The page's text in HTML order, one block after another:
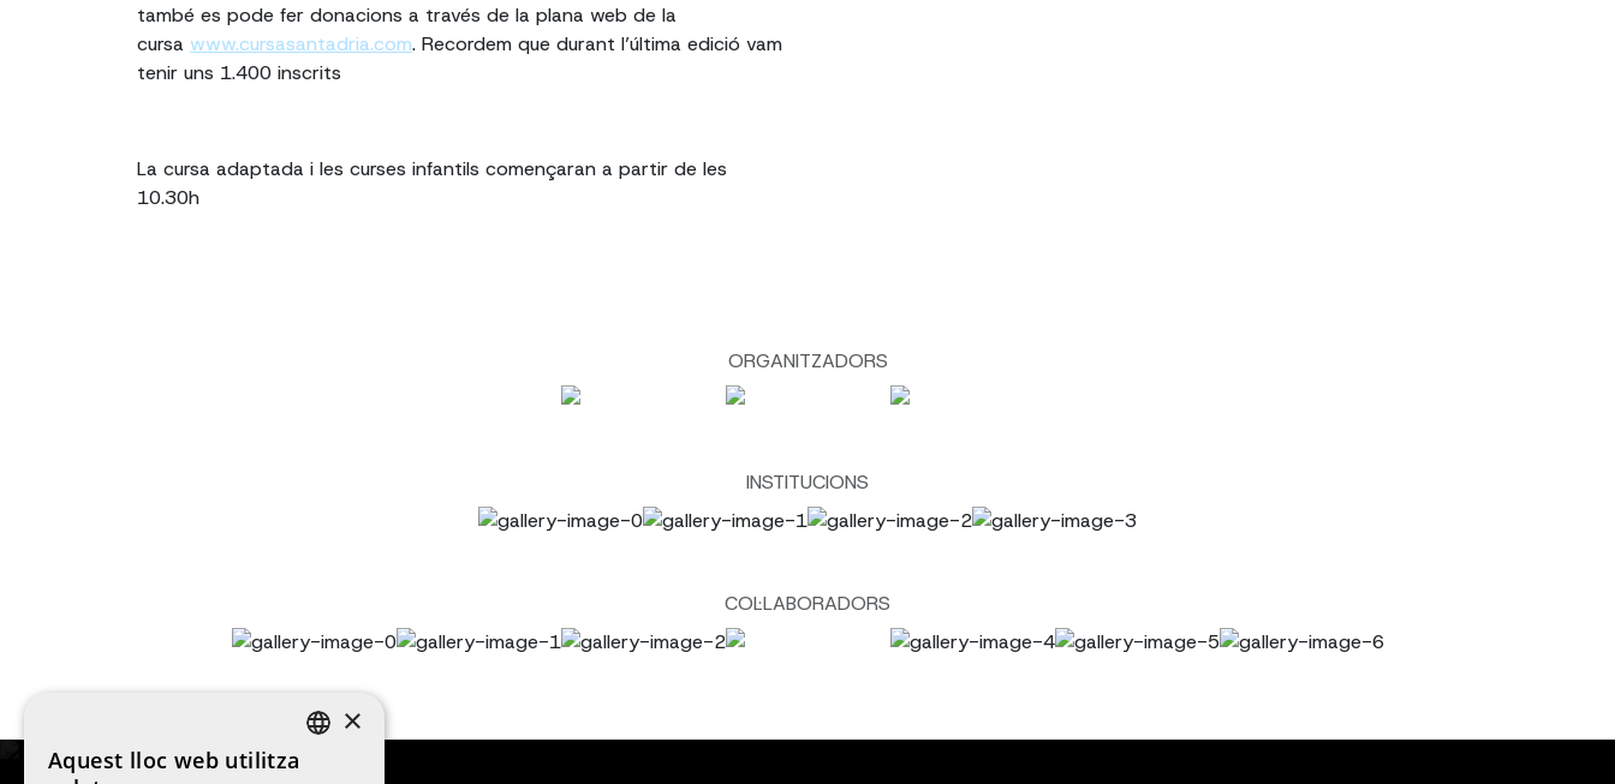
també es pode fer donacions a través de la plana web de la
cursa www.cursasantadria.com. Recordem que durant l’última edició vam
tenir uns 1.400 inscrits
La cursa adaptada i les curses infantils començaran a partir de les
10.30h
ORGANITZADORS
INSTITUCIONS
COL·LABORADORS
×
Aquest lloc web utilitza